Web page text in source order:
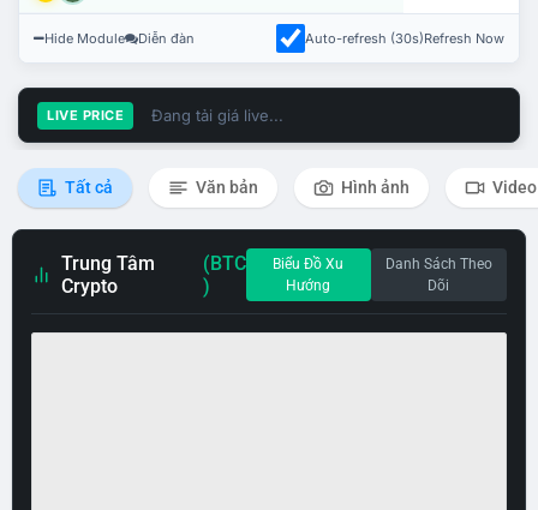
Hide Module Diễn đàn Auto-refresh (30s)Refresh Now
LIVE PRICE Đang tải giá live...
Tất cả Văn bản Hình ảnh Video
Trung Tâm
Crypto
(BTC
)
Biểu Đồ Xu
Hướng
Danh Sách Theo
Dõi